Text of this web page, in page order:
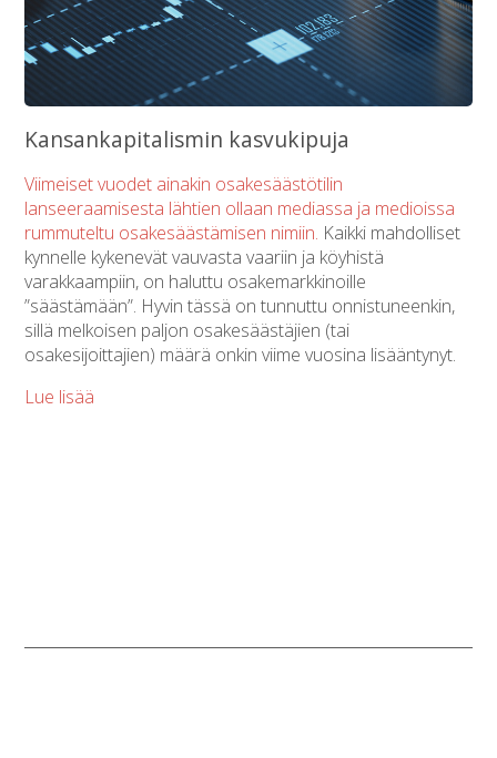
Kansankapitalismin kasvukipuja
Viimeiset vuodet ainakin osakesäästötilin
lanseeraamisesta lähtien ollaan mediassa ja medioissa
rummuteltu osakesäästämisen nimiin. Kaikki mahdolliset
kynnelle kykenevät vauvasta vaariin ja köyhistä
varakkaampiin, on haluttu osakemarkkinoille
”säästämään”. Hyvin tässä on tunnuttu onnistuneenkin,
sillä melkoisen paljon osakesäästäjien (tai
osakesijoittajien) määrä onkin viime vuosina lisääntynyt.
Lue lisää